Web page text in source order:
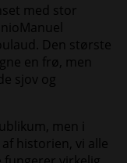
med stor
Den største
en frø, men
sjov og
men i
historien, vi alle